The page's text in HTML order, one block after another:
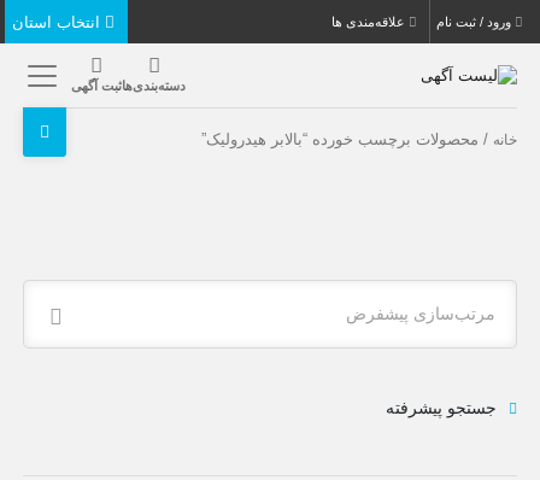
ورود / ثبت نام علاقه‌مندی ها
دسته‌بندی‌هاثبت آگهی
خانه / محصولات برچسب خورده “بالابر هیدرولیک”
مرتب‌سازی پیشفرض
جستجو پیشرفته